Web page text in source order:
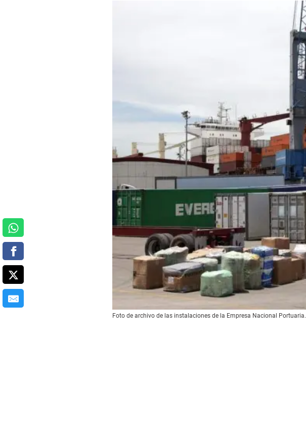
Foto de archivo de las instalaciones de la Empresa Nacional Portuaria.